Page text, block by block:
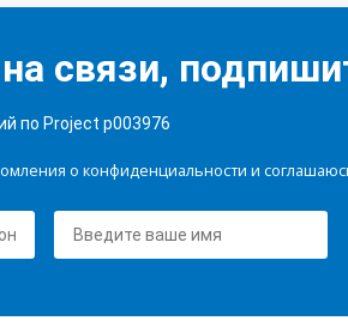
связи,
по Project p003976
о конфиденциальности и